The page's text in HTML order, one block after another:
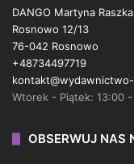
DANGO Martyna Raszka
Rosnowo 12/13
76-042 Rosnowo
+48734497719
Wtorek - Piątek: 13:00
OBSERWUJ NAS